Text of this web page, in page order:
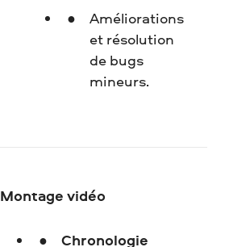
Améliorations
et résolution
de bugs
mineurs.
Montage vidéo
Chronologie